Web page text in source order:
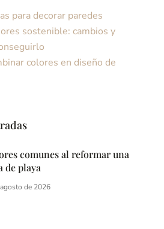
para decorar paredes
sostenible: cambios y
colores en diseño de
comunes al reformar una
de playa
de 2026